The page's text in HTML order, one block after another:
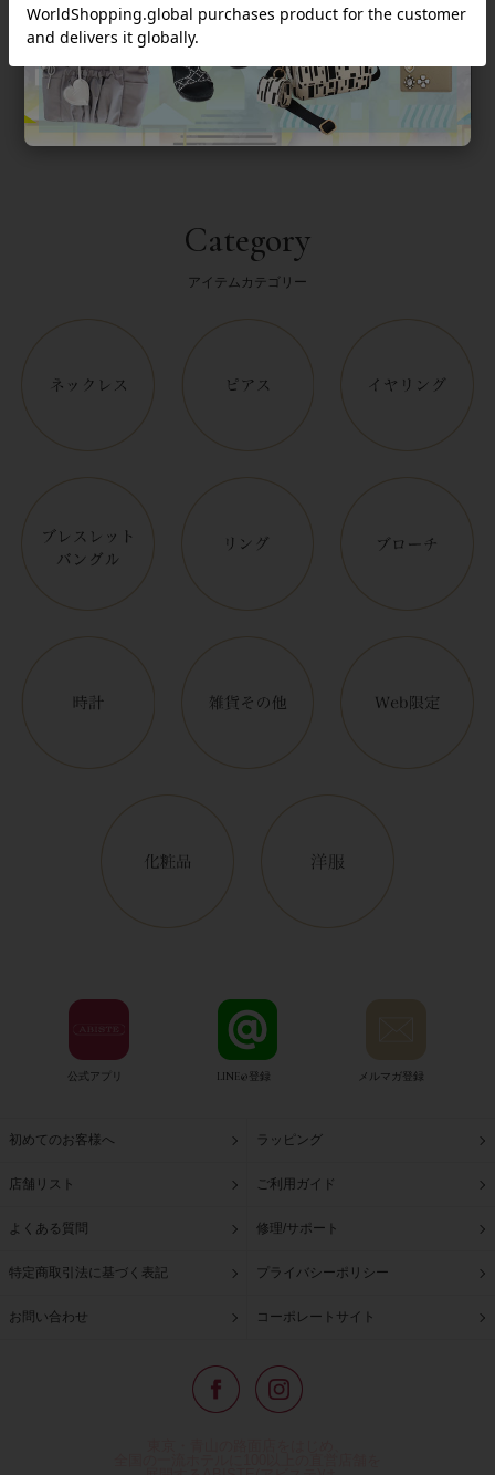
Category
アイテムカテゴリー
公式アプリ LINE@登録 メルマガ登録
初めてのお客様へ ラッピング
店舗リスト ご利用ガイド
よくある質問 修理/サポート
特定商取引法に基づく表記 プライバシーポリシー
お問い合わせ コーポレートサイト